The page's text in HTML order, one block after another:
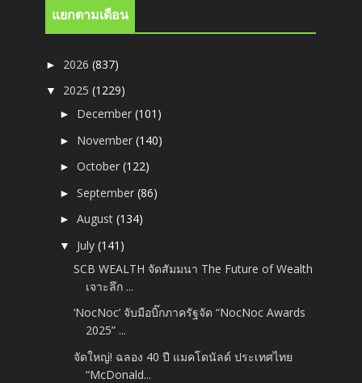
แยกตามเดือน
► 2026(837)
▼ 2025(1229)
► December(101)
► November(140)
►October(122)
►September(86)
►August(134)
▼ July(141)
SCB WEALTH จัดสัมมนา The Future of Wealth
เจาะลึก ...
‘NocNoc’ จับมือบิ๊กภาครัฐจัด “NocNoc Awards
2025” ...
จัดใหญ่! ฉลอง 40 ปี แมคโดนัลด์ ประเทศไทย
“McDonald...